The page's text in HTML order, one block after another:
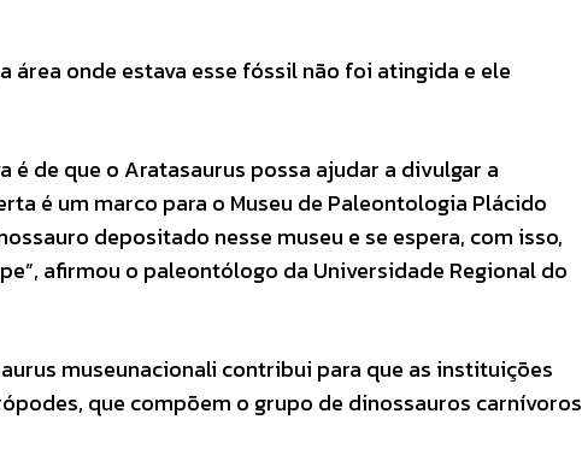
área onde estava esse fóssil não foi atingida e ele
de que o Aratasaurus possa ajudar a divulgar a
é um marco para o Museu de Paleontologia Plácido
depositado nesse museu e se espera, com isso,
afirmou o paleontólogo da Universidade Regional do
museunacionali contribui para que as instituições
que compõem o grupo de dinossauros carnívoros